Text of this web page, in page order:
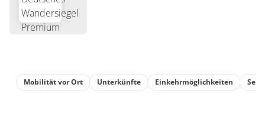
Mobilität vor Ort Unterkünfte Einkehrmöglichkeiten